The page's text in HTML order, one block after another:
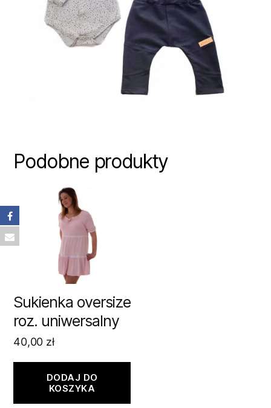
Podobne produkty
Sukienka oversize
roz. uniwersalny
40,00 zł
DODAJ DO
KOSZYKA